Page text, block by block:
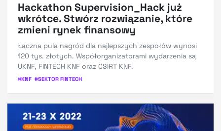
Hackathon Supervision_Hack już
wkrótce. Stwórz rozwiązanie, które
zmieni rynek finansowy
Łączna pula nagród dla najlepszych zespołów wynosi
120 tys. złotych. Współorganizatorami wydarzenia są
UKNF, FINTECH KNF oraz CSIRT KNF.
#KNF #SEKTOR FINTECH